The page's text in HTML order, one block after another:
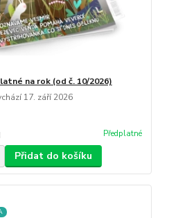
na rok (od č. 10/2026)
17. září 2026
Předplatné
Přidat do košíku